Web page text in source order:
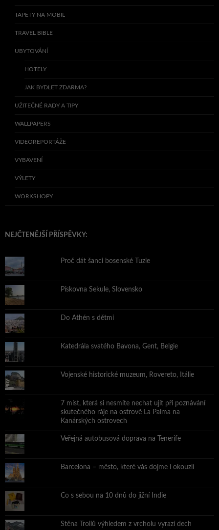
TAPETY NA MOBIL
TRAVEL BIBLE
UBYTOVÁNÍ
HOTELY
JAK BYDLET ZDARMA?
UŽITEČNÉ RADY A TIPY
WALLPAPERS
VIDEOREPORTÁŽE
VYBAVENÍ
VÝLETY
WORKSHOPY
NEJČTENĚJŠÍ PŘÍSPĚVKY:
Proč dát šanci bosenské Tuzle
Pískovna Sekule, Slovensko
Do Athén s dětmi
Katedrála svatého Bavona, Gent, Belgie
Vojenské historické muzeum, Rovereto, Itálie
7 míst, která si nesmíte nechat ujít při poznávání
skutečného ráje na ostrově La Palma na
Kanárských ostrovech
Veřejná autobusová doprava na Tenerife
Barcelona – město, které vás dojme i okouzlí
Co s sebou na 10 dnů do jižní Indie
Stěna Trollů výhledem z vrcholu vyrazí dech